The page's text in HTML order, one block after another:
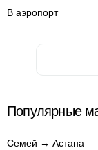
В аэропорт
Популярные
Семей → Астана